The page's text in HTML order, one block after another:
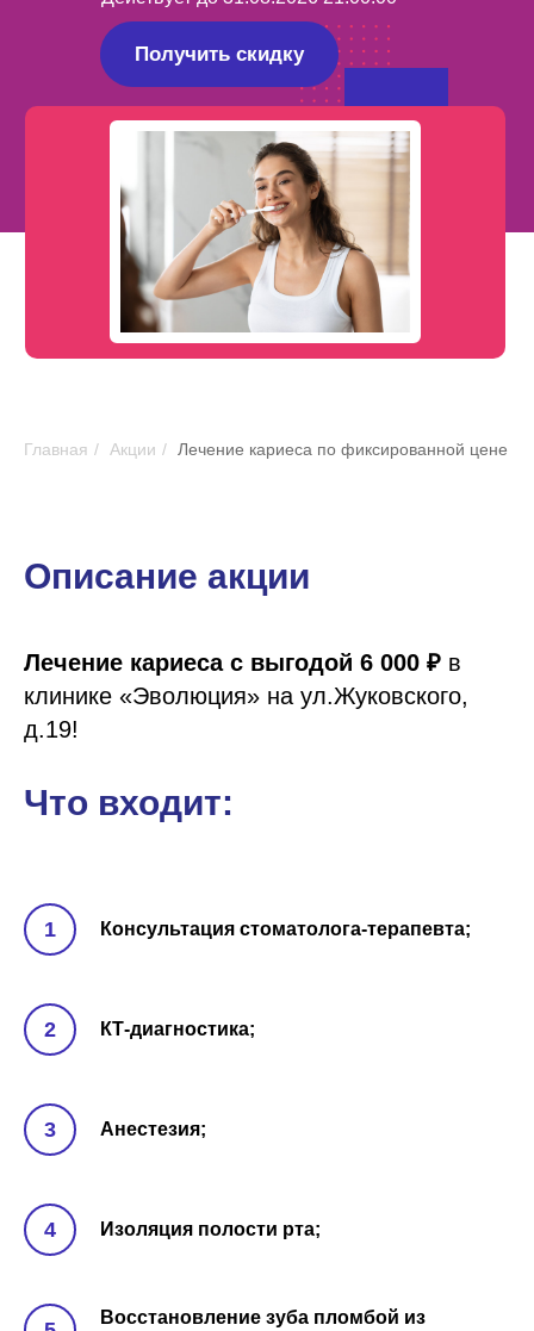
Получить скидку
Главная / Акции / Лечение кариеса по фиксированной цене
Описание акции
Лечение кариеса с выгодой 6 000 ₽ в
клинике «Эволюция» на ул.Жуковского,
д.19!
Что входит:
Консультация стоматолога-терапевта;
КТ-диагностика;
Анестезия;
Изоляция полости рта;
Восстановление зуба пломбой из